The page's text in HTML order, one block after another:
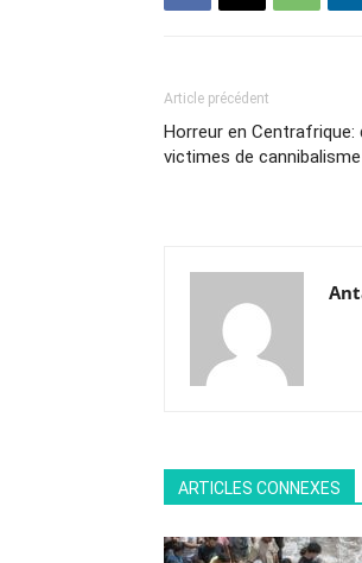
Article précédent
Horreur en Centrafrique:
victimes de cannibalisme
ARTICLES CONNEXES